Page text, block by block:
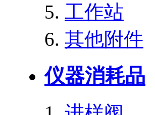
工作站
其他附件
仪器消耗品